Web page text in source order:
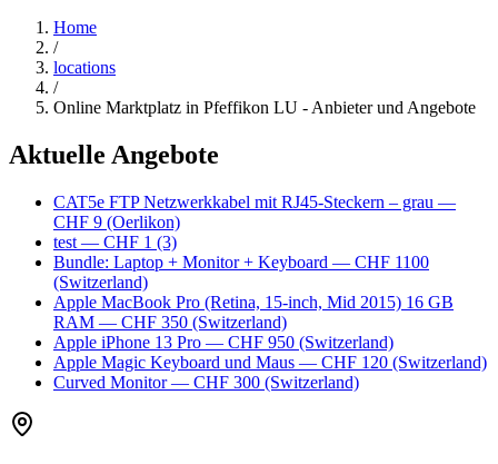
Home
/
locations
/
Online Marktplatz in Pfeffikon LU - Anbieter und Angebote
Aktuelle Angebote
CAT5e FTP Netzwerkkabel mit RJ45-Steckern – grau —
CHF 9 (Oerlikon)
test — CHF 1 (3)
Bundle: Laptop + Monitor + Keyboard — CHF 1100
(Switzerland)
Apple MacBook Pro (Retina, 15-inch, Mid 2015) 16 GB
RAM — CHF 350 (Switzerland)
Apple iPhone 13 Pro — CHF 950 (Switzerland)
Apple Magic Keyboard und Maus — CHF 120 (Switzerland)
Curved Monitor— CHF 300 (Switzerland)